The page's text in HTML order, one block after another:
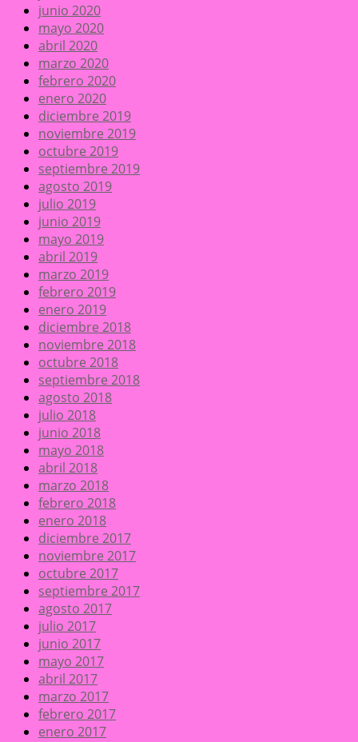
junio 2020
mayo 2020
abril 2020
marzo 2020
febrero 2020
enero 2020
diciembre 2019
noviembre 2019
octubre 2019
septiembre 2019
agosto 2019
julio 2019
junio 2019
mayo 2019
abril 2019
marzo 2019
febrero 2019
enero 2019
diciembre 2018
noviembre 2018
octubre 2018
septiembre 2018
agosto 2018
julio 2018
junio 2018
mayo 2018
abril 2018
marzo 2018
febrero 2018
enero 2018
diciembre 2017
noviembre 2017
octubre 2017
septiembre 2017
agosto 2017
julio 2017
junio 2017
mayo 2017
abril 2017
marzo 2017
febrero 2017
enero 2017